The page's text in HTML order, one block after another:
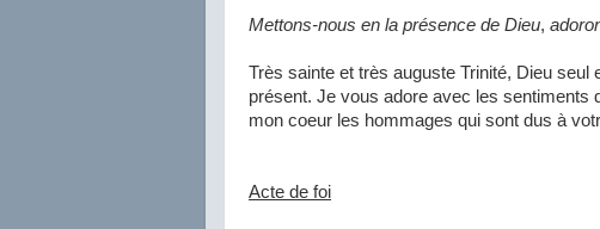
Mettons-nous en la présence de Dieu,
Très sainte et très auguste Trinité, Dieu
présent. Je vous adore avec les sentiments
mon coeur les hommages qui sont dus à
Acte de foi